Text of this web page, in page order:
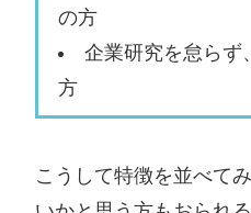
の方
企業研究を怠らず
方
こうして特徴を並べて